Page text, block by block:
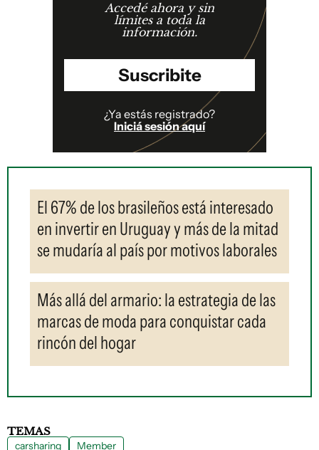
Accedé ahora y sin
límites a toda la
información.
Suscribite
¿Ya estás registrado?
Iniciá sesión aquí
El 67% de los brasileños está interesado
en invertir en Uruguay y más de la mitad
se mudaría al país por motivos laborales
Más allá del armario: la estrategia de las
marcas de moda para conquistar cada
rincón del hogar
TEMAS
carsharing Member